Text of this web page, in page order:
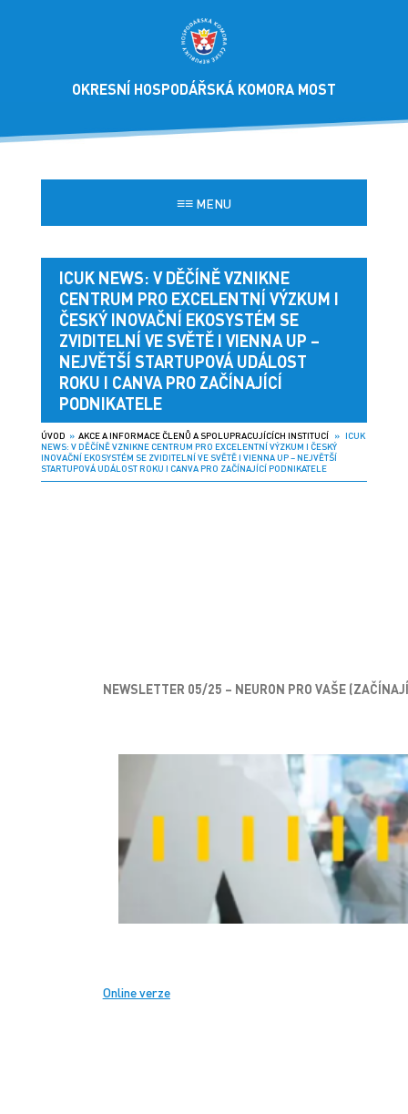
OKRESNÍ HOSPODÁŘSKÁ KOMORA MOST
≡≡MENU
ICUK NEWS: V DĚČÍNĚ VZNIKNE
CENTRUM PRO EXCELENTNÍ VÝZKUM I
ČESKÝ INOVAČNÍ EKOSYSTÉM SE
ZVIDITELNÍ VE SVĚTĚ I VIENNA UP –
NEJVĚTŠÍ STARTUPOVÁ UDÁLOST
ROKU I CANVA PRO ZAČÍNAJÍCÍ
PODNIKATELE
ÚVOD » AKCE A INFORMACE ČLENŮ A SPOLUPRACUJÍCÍCH INSTITUCÍ» ICUK
NEWS: V DĚČÍNĚ VZNIKNE CENTRUM PRO EXCELENTNÍ VÝZKUM I ČESKÝ
INOVAČNÍ EKOSYSTÉM SE ZVIDITELNÍ VE SVĚTĚ I VIENNA UP – NEJVĚTŠÍ
STARTUPOVÁ UDÁLOST ROKU I CANVA PRO ZAČÍNAJÍCÍ PODNIKATELE
NEWSLETTER 05/25 – NEURON PRO VAŠE
Online verze